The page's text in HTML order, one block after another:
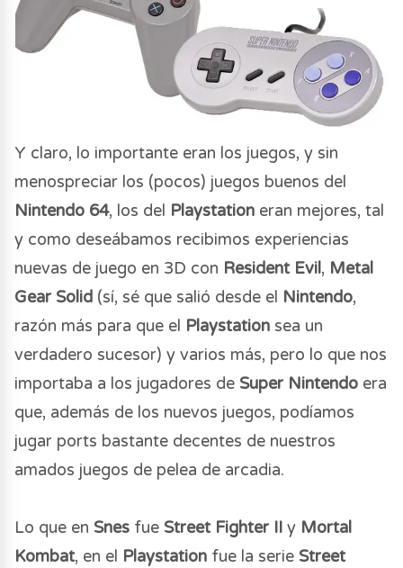
Y claro, lo importante eran los juegos, y sin
menospreciar los (pocos) juegos buenos del
Nintendo 64, los del Playstation eran mejores, tal
y como deseábamos recibimos experiencias
nuevas de juego en 3D con Resident Evil, Metal
Gear Solid (sí, sé que salió desde el Nintendo,
razón más para que el Playstation sea un
verdadero sucesor) y varios más, pero lo que nos
importaba a los jugadores de Super Nintendo era
que, además de los nuevos juegos, podíamos
jugar ports bastante decentes de nuestros
amados juegos de pelea de arcadia.
Lo que en Snes fue Street Fighter II y Mortal
Kombat, en el Playstation fue la serie Street